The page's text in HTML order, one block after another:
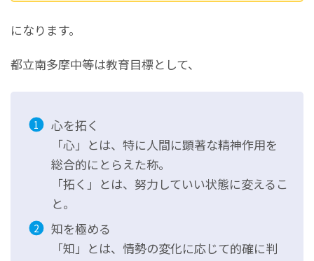
になります。
都立南多摩中等は教育目標として、
心を拓く
「心」とは、特に人間に顕著な精神作用を
総合的にとらえた称。
「拓く」とは、努力していい状態に変えるこ
と。
知を極める
「知」とは、情勢の変化に応じて的確に判